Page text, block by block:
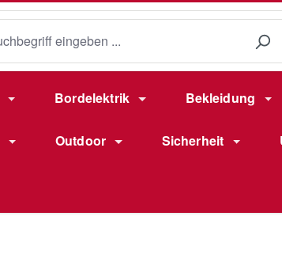
Bordelektrik Bekleidung
Outdoor Sicherheit